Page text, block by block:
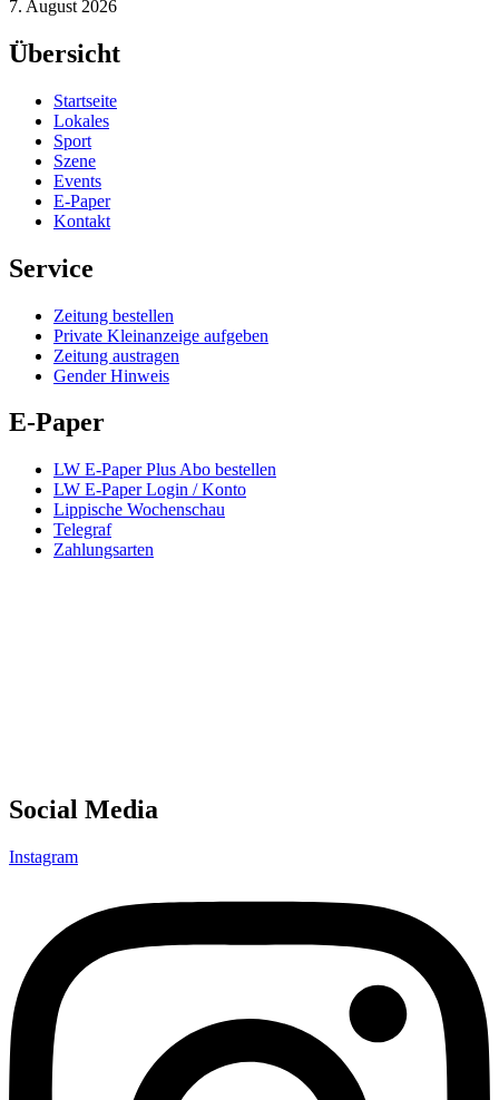
7. August 2026
Übersicht
Startseite
Lokales
Sport
Szene
Events
E-Paper
Kontakt
Service
Zeitung bestellen
Private Kleinanzeige aufgeben
Zeitung austragen
Gender Hinweis
E-Paper
LW E-Paper Plus Abo bestellen
LW E-Paper Login / Konto
Lippische Wochenschau
Telegraf
Zahlungsarten
Social Media
Instagram